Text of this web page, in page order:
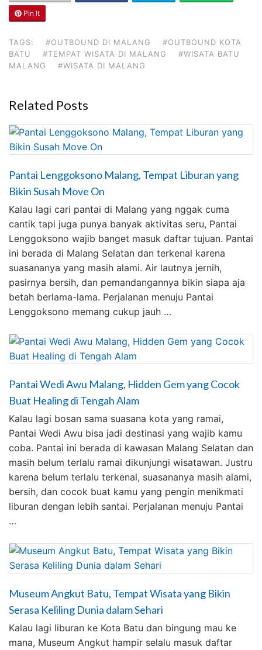
Pin It
TAGS: #OUTBOUND DI MALANG
#OUTBOUND KOTA
BATU
#TEMPAT WISATA DI MALANG
#WISATA BATU
MALANG
#WISATA DI MALANG
Related Posts
Pantai Lenggoksono Malang, Tempat Liburan yang
Bikin Susah Move On
Kalau lagi cari pantai di Malang yang nggak cuma
cantik tapi juga punya banyak aktivitas seru, Pantai
Lenggoksono wajib banget masuk daftar tujuan. Pantai
ini berada di Malang Selatan dan terkenal karena
suasananya yang masih alami. Air lautnya jernih,
pasirnya bersih, dan pemandangannya bikin siapa aja
betah berlama-lama. Perjalanan menuju Pantai
Lenggoksono memang cukup jauh …
Pantai Wedi Awu Malang, Hidden Gem yang Cocok
Buat Healing di Tengah Alam
Kalau lagi bosan sama suasana kota yang ramai,
Pantai Wedi Awu bisa jadi destinasi yang wajib kamu
coba. Pantai ini berada di kawasan Malang Selatan dan
masih belum terlalu ramai dikunjungi wisatawan. Justru
karena belum terlalu terkenal, suasananya masih alami,
bersih, dan cocok buat kamu yang pengin menikmati
liburan dengan lebih santai. Perjalanan menuju Pantai
…
Museum Angkut Batu, Tempat Wisata yang Bikin
Serasa Keliling Dunia dalam Sehari
Kalau lagi liburan ke Kota Batu dan bingung mau ke
mana, Museum Angkut hampir selalu masuk daftar